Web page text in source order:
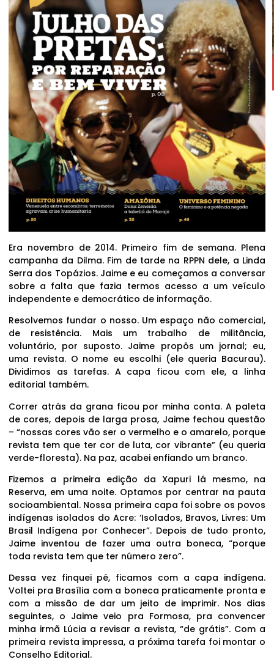
Era novembro de 2014. Primeiro fim de semana. Plena
campanha da Dilma. Fim de tarde na RPPN dele, a Linda
Serra dos Topázios. Jaime e eu começamos a conversar
sobre a falta que fazia termos acesso a um veículo
independente e democrático de informação.
Resolvemos fundar o nosso. Um espaço não comercial,
de resistência. Mais um trabalho de militância,
voluntário, por suposto. Jaime propôs um jornal; eu,
uma revista. O nome eu escolhi (ele queria Bacurau).
Dividimos as tarefas. A capa ficou com ele, a linha
editorial também.
Correr atrás da grana ficou por minha conta. A paleta
de cores, depois de larga prosa, Jaime fechou questão
– “nossas cores vão ser o vermelho e o amarelo, porque
revista tem que ter cor de luta, cor vibrante” (eu queria
verde-floresta). Na paz, acabei enfiando um branco.
Fizemos a primeira edição da Xapuri lá mesmo, na
Reserva, em uma noite. Optamos por centrar na pauta
socioambiental. Nossa primeira capa foi sobre os povos
indígenas isolados do Acre: ‘Isolados, Bravos, Livres: Um
Brasil Indígena por Conhecer”. Depois de tudo pronto,
Jaime inventou de fazer uma outra boneca, “porque
toda revista tem que ter número zero”.
Dessa vez finquei pé, ficamos com a capa indígena.
Voltei pra Brasília com a boneca praticamente pronta e
com a missão de dar um jeito de imprimir. Nos dias
seguintes, o Jaime veio pra Formosa, pra convencer
minha irmã Lúcia a revisar a revista, “de grátis”. Com a
primeira revista impressa, a próxima tarefa foi montar o
Conselho Editorial.